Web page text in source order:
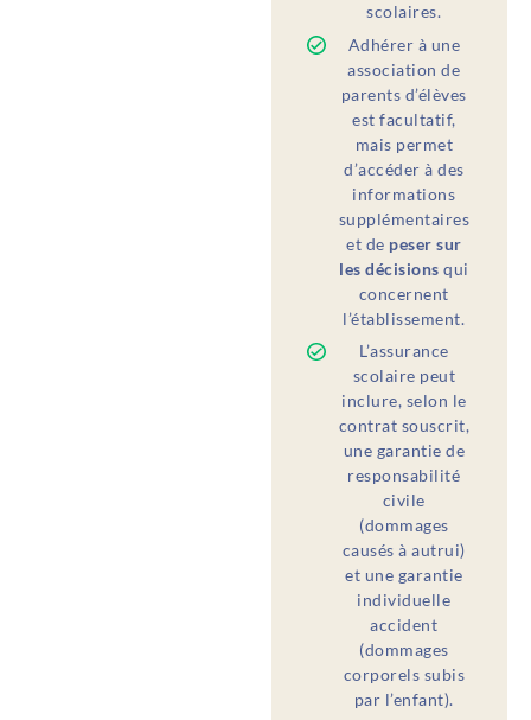
scolaires.
Adhérer à une
association de
parents d’élèves
est facultatif,
mais permet
d’accéder à des
informations
supplémentaires
et de peser sur
les décisions qui
concernent
l’établissement.
L’assurance
scolaire peut
inclure, selon le
contrat souscrit,
une garantie de
responsabilité
civile
(dommages
causés à autrui)
et une garantie
individuelle
accident
(dommages
corporels subis
par l’enfant).